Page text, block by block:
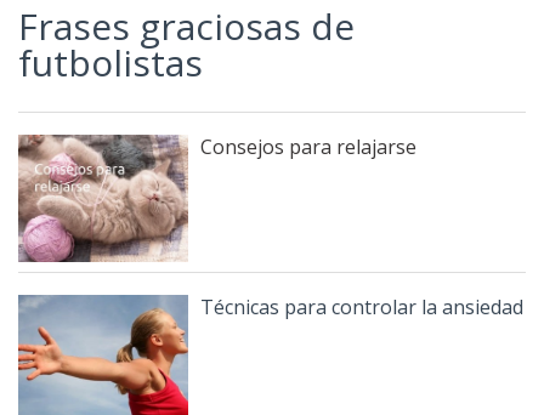
Frases graciosas de
futbolistas
Consejos para relajarse
Técnicas para controlar la ansiedad